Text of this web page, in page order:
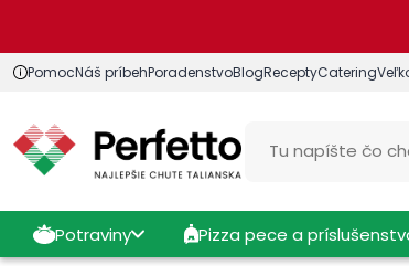
PomocNáš príbehPoradenstvoBlogReceptyCatering
Potraviny Pizza pece a